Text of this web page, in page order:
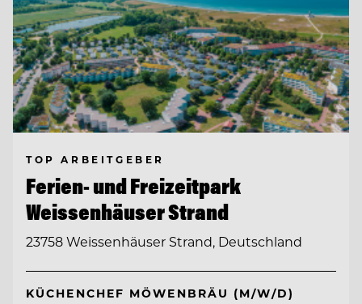
TOP ARBEITGEBER
Ferien- und Freizeitpark
Weissenhäuser Strand
23758 Weissenhäuser Strand, Deutschland
KÜCHENCHEF MÖWENBRÄU (M/W/D)